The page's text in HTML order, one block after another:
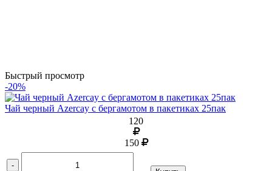
Быстрый просмотр
-20%
Чай черный Azercay с бергамотом в пакетиках 25пак
120
150
-